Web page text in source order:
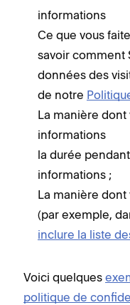
informations
Ce que vous
savoir comment
données des
de notre
La manière dont
informations
la durée
informations ;
La manière
(par exemple,
inclure la liste
Voici quelques
politique de